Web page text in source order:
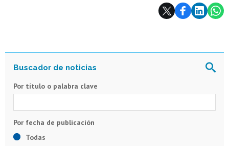
Por título o palabra clave
Todas